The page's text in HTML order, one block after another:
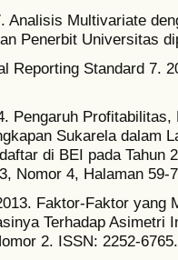
Analisis Multivariate
Penerbit Universitas
Reporting Standard 7.
Pengaruh
Sukarela dalam
di BEI pada Tahun
Nomor 4, Halaman
Faktor-Faktor yang
Terhadap Asimetri
2. ISSN: 2252-6765.